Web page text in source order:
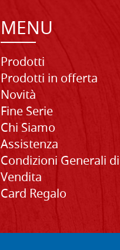
MENU
Prodotti
Prodotti in offerta
Novità
Fine Serie
Chi Siamo
Assistenza
Condizioni Generali di
Vendita
Card Regalo